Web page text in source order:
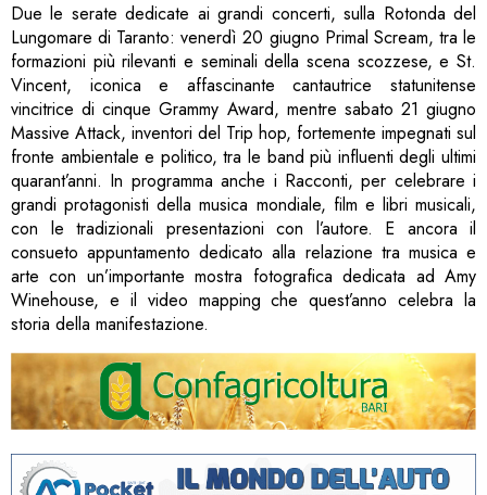
Due le serate dedicate ai grandi concerti, sulla Rotonda del
Lungomare di Taranto: venerdì 20 giugno Primal Scream, tra le
formazioni più rilevanti e seminali della scena scozzese, e St.
Vincent, iconica e affascinante cantautrice statunitense
vincitrice di cinque Grammy Award, mentre sabato 21 giugno
Massive Attack, inventori del Trip hop, fortemente impegnati sul
fronte ambientale e politico, tra le band più influenti degli ultimi
quarant’anni. In programma anche i Racconti, per celebrare i
grandi protagonisti della musica mondiale, film e libri musicali,
con le tradizionali presentazioni con l’autore. E ancora il
consueto appuntamento dedicato alla relazione tra musica e
arte con un’importante mostra fotografica dedicata ad Amy
Winehouse, e il video mapping che quest’anno celebra la
storia della manifestazione.